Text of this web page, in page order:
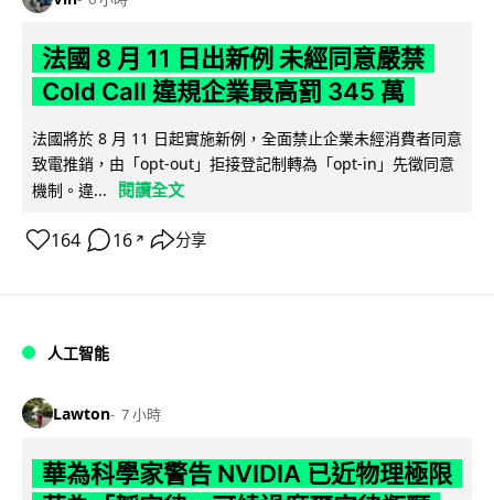
法國 8 月 11 日出新例 未經同意嚴禁
Cold Call 違規企業最高罰 345 萬
法國將於 8 月 11 日起實施新例，全面禁止企業未經消費者同意
致電推銷，由「opt-out」拒接登記制轉為「opt-in」先徵同意
機制。違...
閱讀全文
164 16 ↗ 分享
人工智能
Lawton 7 小時
華為科學家警告 NVIDIA 已近物理極限